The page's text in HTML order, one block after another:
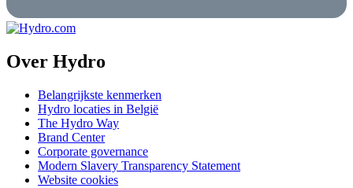
Over Hydro
Belangrijkste kenmerken
Hydro locaties in België
The Hydro Way
Brand Center
Corporate governance
Modern Slavery Transparency Statement
Website cookies